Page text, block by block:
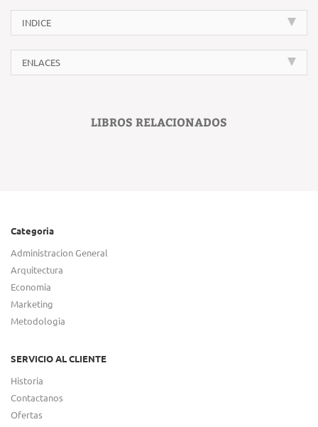
INDICE
ENLACES
LIBROS RELACIONADOS
Categoria
Administracion General
Arquitectura
Economia
Marketing
Metodologia
SERVICIO AL CLIENTE
Historia
Contactanos
Ofertas